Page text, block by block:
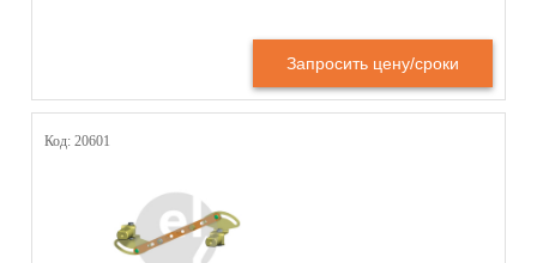
Запросить цену/сроки
Код: 20601